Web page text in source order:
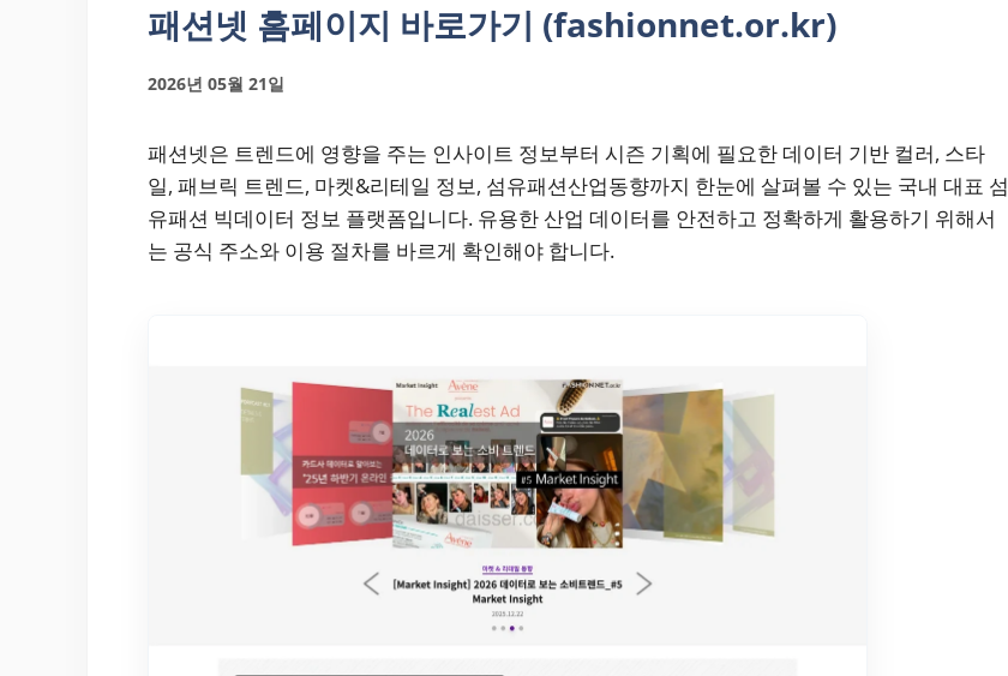
패션넷 홈페이지 바로가기 (fashionnet.or.kr)
2026년 05월 21일
패션넷은 트렌드에 영향을 주는 인사이트 정보부터 시즌 기획에 필요한 데이터 기반 컬러, 스타
일, 패브릭 트렌드, 마켓&리테일 정보, 섬유패션산업동향까지 한눈에 살펴볼 수 있는 국내 대표 섬
유패션 빅데이터 정보 플랫폼입니다. 유용한 산업 데이터를 안전하고 정확하게 활용하기 위해서
는 공식 주소와 이용 절차를 바르게 확인해야 합니다.